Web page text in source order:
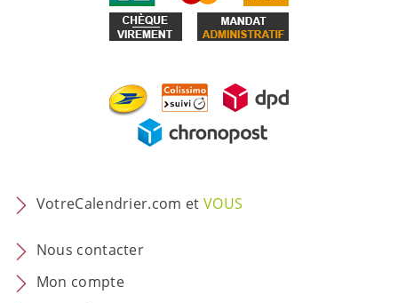
VotreCalendrier.com etVOUS
Nous contacter
Mon compte